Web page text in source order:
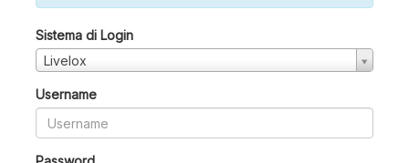
Sistema di Login
Livelox
Username